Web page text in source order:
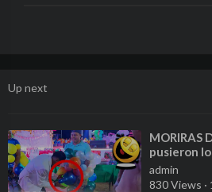
Up next
⁣MORIRAS
pusieron
trabajador.
mejor.
admin
830 Views ·